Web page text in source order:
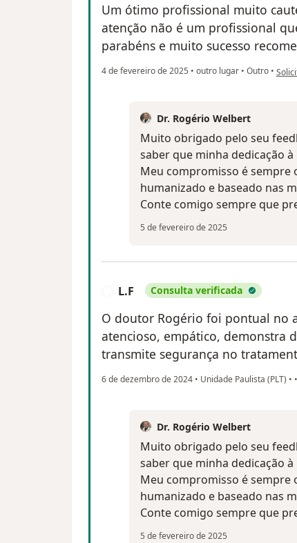
Um ótimo profissional muito
atenção não é um profissional
parabéns e muito sucesso
4 de fevereiro de 2025 • outro lugar • Outro • na
Dr. Rogério Welbert
Muito obrigado pelo seu
saber que minha dedicação
Meu compromisso é
humanizado e baseado nas
Conte comigo sempre que
5 de fevereiro de 2025
L.F Consulta verificada
O doutor Rogério foi pontual no
atencioso, empático, demonstra
transmite segurança no
6 de dezembro de 2024 • Unidade Paulista (PLT) • •
Dr. Rogério Welbert
Muito obrigado pelo seu
saber que minha dedicação
Meu compromisso é
humanizado e baseado nas
Conte comigo sempre que
5 de fevereiro de 2025